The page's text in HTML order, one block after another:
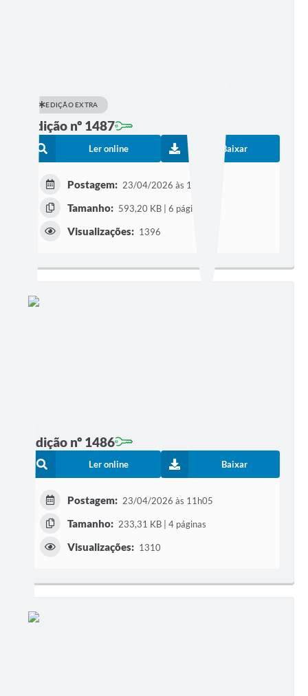
EDIÇÃO EXTRA
Edição nº 1487
Ler online Baixar
Postagem: 23/04/2026 às 19h30
Tamanho: 593,20 KB | 6 páginas
Visualizações: 1396
Edição nº 1486
Ler online Baixar
Postagem: 23/04/2026 às 11h05
Tamanho: 233,31 KB | 4 páginas
Visualizações: 1310